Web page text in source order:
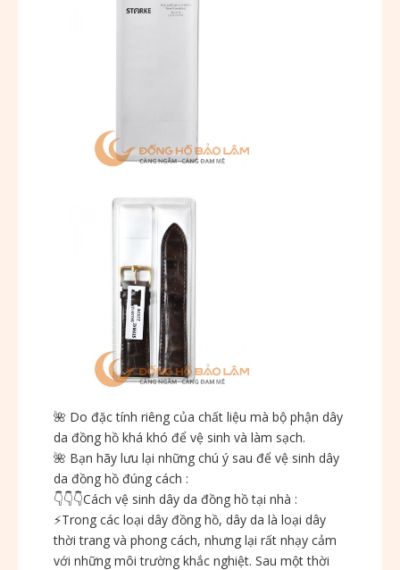
🌺 Do đặc tính riêng của chất liệu mà bộ phận dây
da đồng hồ khá khó để vệ sinh và làm sạch.
🌺 Bạn hãy lưu lại những chú ý sau để vệ sinh dây
da đồng hồ đúng cách :
👇👇👇Cách vệ sinh dây da đồng hồ tại nhà :
⚡️Trong các loại dây đồng hồ, dây da là loại dây
thời trang và phong cách, nhưng lại rất nhạy cảm
với những môi trường khắc nghiệt. Sau một thời